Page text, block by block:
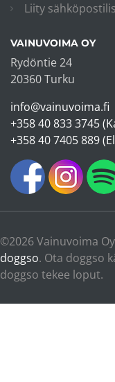
Liity
VAINUVOIMA OY
Rydöntie 24
20360 Turku
info@vainuvoima.fi
+358 40 833 3745
+358 40 7405 889
©2026 Vainuvoima
doggso. Ota doggso
doggso tekee loput.